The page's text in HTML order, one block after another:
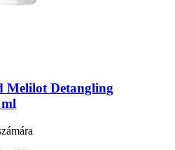
Melilot Detangling